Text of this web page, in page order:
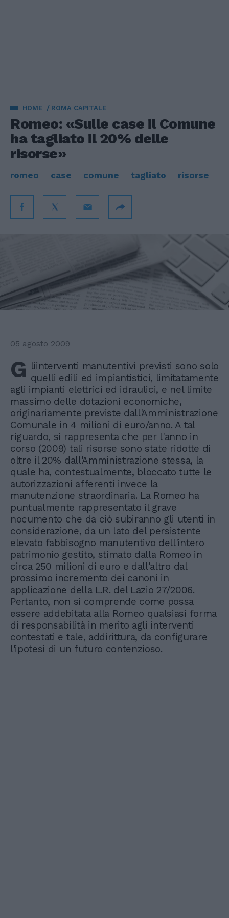
HOME ROMA CAPITALE
Romeo: «Sulle case il Comune
ha tagliato il 20% delle
risorse»
romeo case comune tagliato risorse
05 agosto 2009
G liinterventi manutentivi previsti sono solo
quelli edili ed impiantistici, limitatamente
agli impianti elettrici ed idraulici, e nel limite
massimo delle dotazioni economiche,
originariamente previste dall'Amministrazione
Comunale in 4 milioni di euro/anno. A tal
riguardo, si rappresenta che per l'anno in
corso (2009) tali risorse sono state ridotte di
oltre il 20% dall'Amministrazione stessa, la
quale ha, contestualmente, bloccato tutte le
autorizzazioni afferenti invece la
manutenzione straordinaria. La Romeo ha
puntualmente rappresentato il grave
nocumento che da ciò subiranno gli utenti in
considerazione, da un lato del persistente
elevato fabbisogno manutentivo dell'intero
patrimonio gestito, stimato dalla Romeo in
circa 250 milioni di euro e dall'altro dal
prossimo incremento dei canoni in
applicazione della L.R. del Lazio 27/2006.
Pertanto, non si comprende come possa
essere addebitata alla Romeo qualsiasi forma
di responsabilità in merito agli interventi
contestati e tale, addirittura, da configurare
l'ipotesi di un futuro contenzioso.